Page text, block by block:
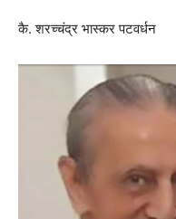
कै. शरच्चंद्र भास्कर पटवर्धन